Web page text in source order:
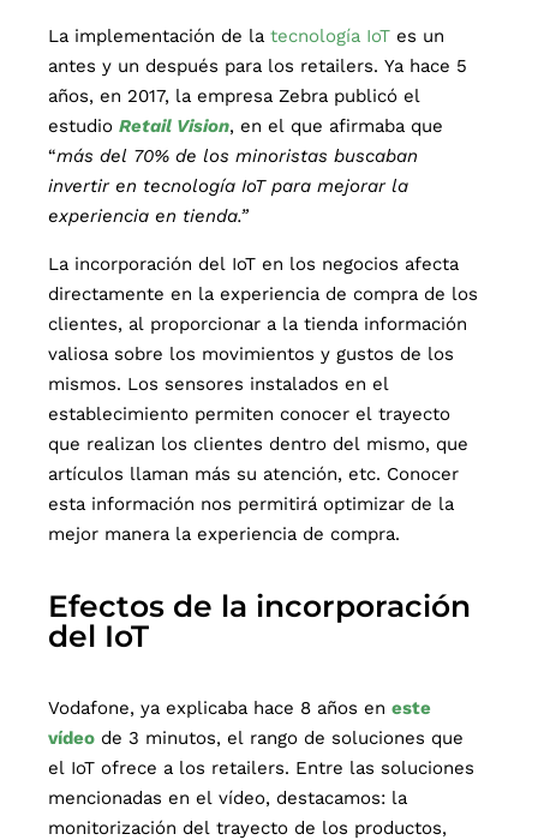
La implementación de la tecnología IoT es un
antes y un después para los retailers. Ya hace 5
años, en 2017, la empresa Zebra publicó el
estudio Retail Vision, en el que afirmaba que
“más del 70% de los minoristas buscaban
invertir en tecnología IoT para mejorar la
experiencia en tienda.”
La incorporación del IoT en los negocios afecta
directamente en la experiencia de compra de los
clientes, al proporcionar a la tienda información
valiosa sobre los movimientos y gustos de los
mismos. Los sensores instalados en el
establecimiento permiten conocer el trayecto
que realizan los clientes dentro del mismo, que
artículos llaman más su atención, etc. Conocer
esta información nos permitirá optimizar de la
mejor manera la experiencia de compra.
Efectos de la incorporación
del IoT
Vodafone, ya explicaba hace 8 años en este
vídeo de 3 minutos, el rango de soluciones que
el IoT ofrece a los retailers. Entre las soluciones
mencionadas en el vídeo, destacamos: la
monitorización del trayecto de los productos,